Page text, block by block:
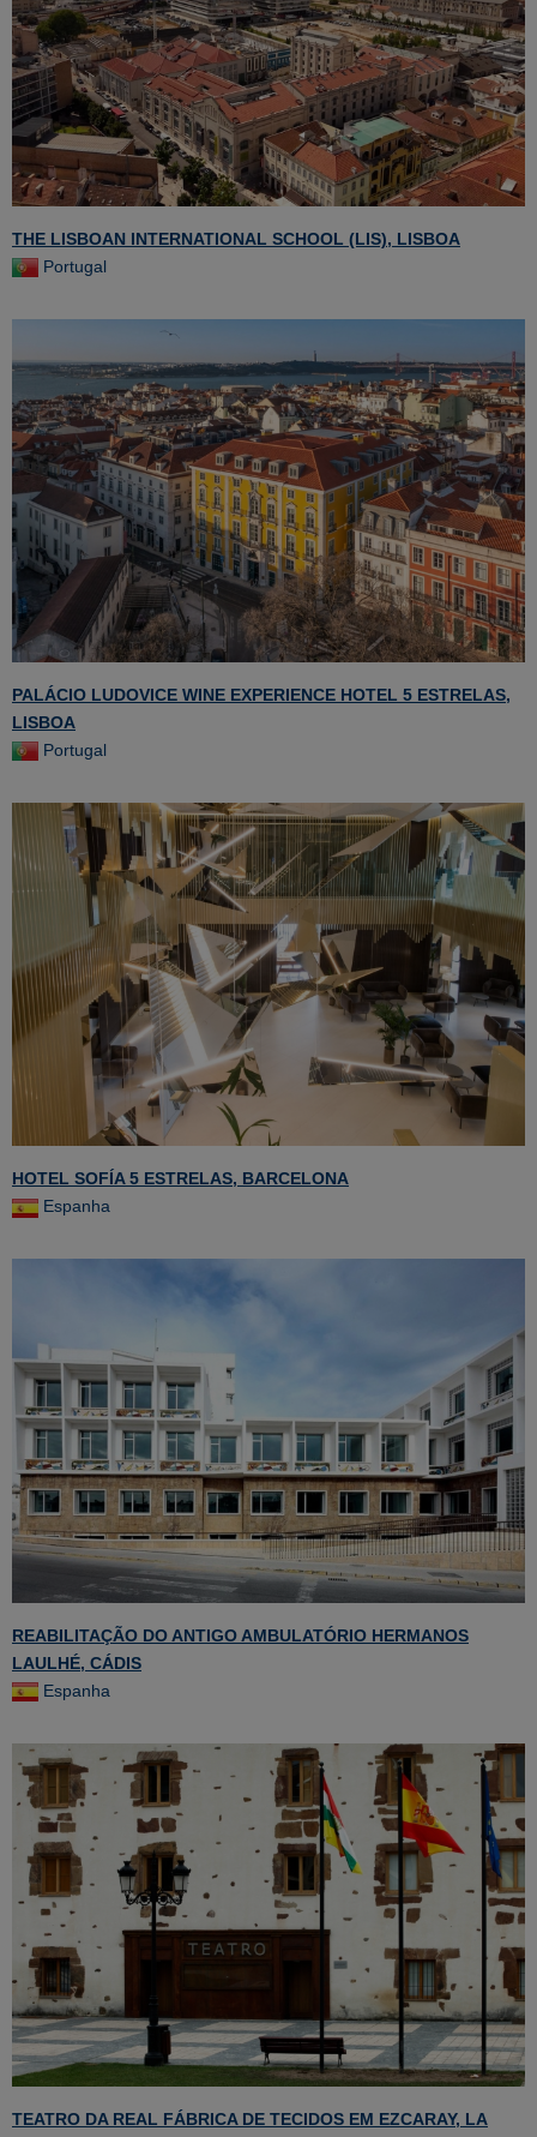
THE LISBOAN INTERNATIONAL SCHOOL (LIS), LISBOA
Portugal
PALÁCIO LUDOVICE WINE EXPERIENCE HOTEL 5 ESTRELAS,
LISBOA
Portugal
HOTEL SOFÍA 5 ESTRELAS, BARCELONA
Espanha
REABILITAÇÃO DO ANTIGO AMBULATÓRIO HERMANOS
LAULHÉ, CÁDIS
Espanha
TEATRO DA REAL FÁBRICA DE TECIDOS EM EZCARAY, LA